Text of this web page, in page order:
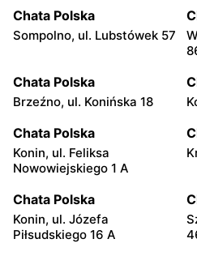
Chata Polska
Sompolno, ul. Lubstówek 57
Chata Polska
Brzeźno, ul. Konińska 18
Chata Polska
Konin, ul. Feliksa
Nowowiejskiego 1 A
Chata Polska
Konin, ul. Józefa
Piłsudskiego 16 A